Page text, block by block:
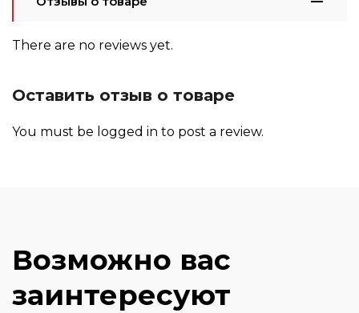
There are no reviews yet.
Оставить отзыв о товаре
You must be logged in to post a review.
Возможно вас
заинтересуют